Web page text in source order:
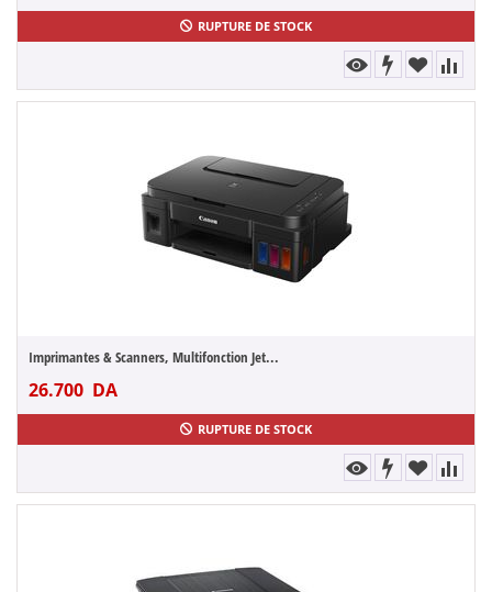
RUPTURE DE STOCK
Imprimantes & Scanners, Multifonction Jet...
26.700 DA
RUPTURE DE STOCK